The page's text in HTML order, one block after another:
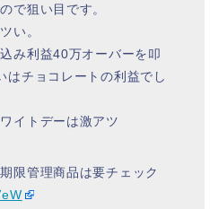
で狙い目です。
い。
み利益40万オーバーを叩
はチョコレートの利益でし
イトデーは激アツ
限管理商品は要チェック